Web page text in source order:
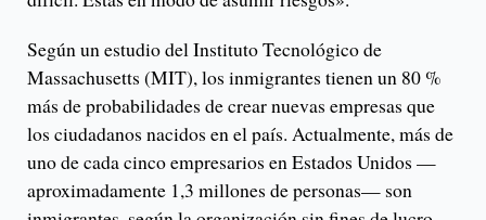
Según un estudio del Instituto Tecnológico de
Massachusetts (MIT), los inmigrantes tienen un 80 %
más de probabilidades de crear nuevas empresas que
los ciudadanos nacidos en el país. Actualmente, más de
uno de cada cinco empresarios en Estados Unidos —
aproximadamente 1,3 millones de personas— son